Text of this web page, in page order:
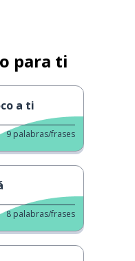
para ti
a ti
9 palabras/frases
8 palabras/frases